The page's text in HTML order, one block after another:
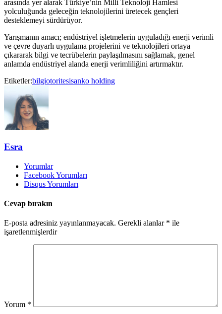
arasında yer alarak Türkiye’nin Milli Teknoloji Hamlesi
yolculuğunda geleceğin teknolojilerini üretecek gençleri
desteklemeyi sürdürüyor.
Yarışmanın amacı; endüstriyel işletmelerin uyguladığı enerji verimli
ve çevre duyarlı uygulama projelerini ve teknolojileri ortaya
çıkararak bilgi ve tecrübelerin paylaşılmasını sağlamak, genel
anlamda endüstriyel alanda enerji verimliliğini artırmaktır.
Etiketler:bilgiotoritesisanko holding
Esra
Yorumlar
Facebook Yorumları
Disqus Yorumları
Cevap bırakın
E-posta adresiniz yayınlanmayacak. Gerekli alanlar * ile
işaretlenmişlerdir
Yorum *